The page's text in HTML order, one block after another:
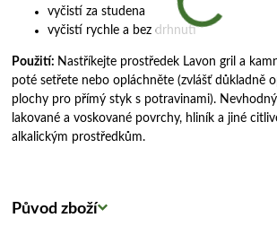
vyčistí za studena
vyčistí rychle a bez drhnutí
Použití: Nastříkejte prostředek Lavon gril a
poté setřete nebo opláchněte (zvlášť důkladně
plochy pro přímý styk s potravinami).
lakované a voskované povrchy, hliník a jiné
alkalickým prostředkům.
Původ zboží